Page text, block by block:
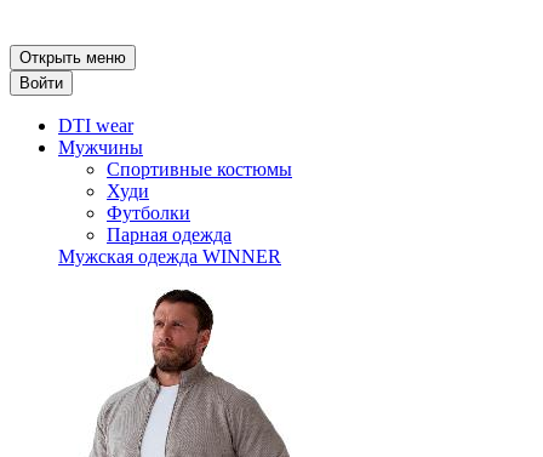
Открыть меню
Войти
DTI wear
Мужчины
Спортивные костюмы
Худи
Футболки
Парная одежда
Мужская одежда WINNER